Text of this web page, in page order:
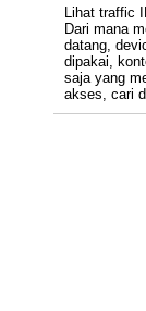
Lihat traffic
Dari mana
datang,
dipakai,
saja yang
akses, cari